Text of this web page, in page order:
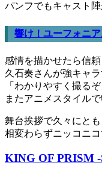
パンフでもキャスト
響け！ユーフォニ
感情を描かせたら信
久石奏さんが強キャ
「わかりやすく撮る
またアニメスタイル
舞台挨拶で久々にと
相変わらずニッコニ
KING OF PRISM -